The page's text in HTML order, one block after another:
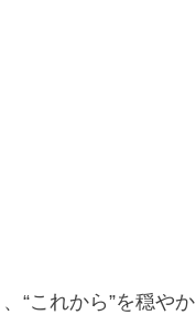
“これから”を穏やか